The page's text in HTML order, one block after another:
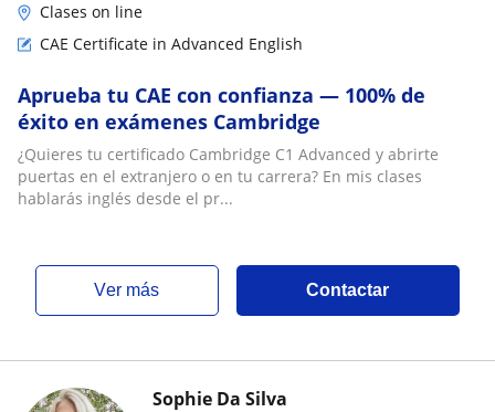
Clases on line
CAE Certificate in Advanced English
Aprueba tu CAE con confianza — 100% de
éxito en exámenes Cambridge
¿Quieres tu certificado Cambridge C1 Advanced y abrirte
puertas en el extranjero o en tu carrera? En mis clases
hablarás inglés desde el pr...
ver más Contactar
Sophie Da Silva